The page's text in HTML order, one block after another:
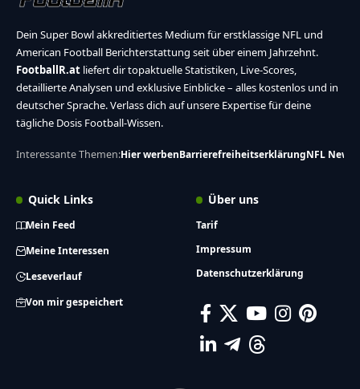
Dein Super Bowl akkreditiertes Medium für erstklassige NFL und
American Football Berichterstattung seit über einem Jahrzehnt.
FootballR.at liefert dir topaktuelle Statistiken, Live-Scores,
detaillierte Analysen und exklusive Einblicke – alles kostenlos und in
deutscher Sprache. Verlass dich auf unsere Expertise für deine
tägliche Dosis Football-Wissen.
Interessante Themen:Hier werbenBarrierefreiheitserklärungNFL News
Quick Links
Mein Feed
Meine Interessen
Leseverlauf
Von mir gespeichert
Über uns
Tarif
Impressum
Datenschutzerklärung